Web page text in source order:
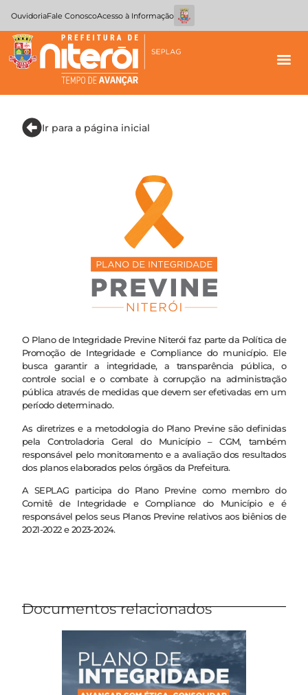
OuvidoriaFale ConoscoAcesso à Informação
Ir para a página inicial
O Plano de Integridade Previne Niterói faz parte da Política de
Promoção de Integridade e Compliance do município. Ele
busca garantir a integridade, a transparência pública, o
controle social e o combate à corrupção na administração
pública através de medidas que devem ser efetivadas em um
período determinado.
As diretrizes e a metodologia do Plano Previne são definidas
pela Controladoria Geral do Município – CGM, também
responsável pelo monitoramento e a avaliação dos resultados
dos planos elaborados pelos órgãos da Prefeitura.
A SEPLAG participa do Plano Previne como membro do
Comitê de Integridade e Compliance do Município e é
responsável pelos seus Planos Previne relativos aos biênios de
2021-2022 e 2023-2024.
Documentos relacionados